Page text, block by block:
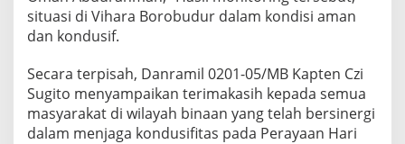
a
V
i
h
a
situasi di Vihara Borobudur dalam kondisi aman
dan kondusif.
Secara terpisah, Danramil 0201-05/MB Kapten Czi
Sugito menyampaikan terimakasih kepada semua
masyarakat di wilayah binaan yang telah bersinergi
dalam menjaga kondusifitas pada Perayaan Hari